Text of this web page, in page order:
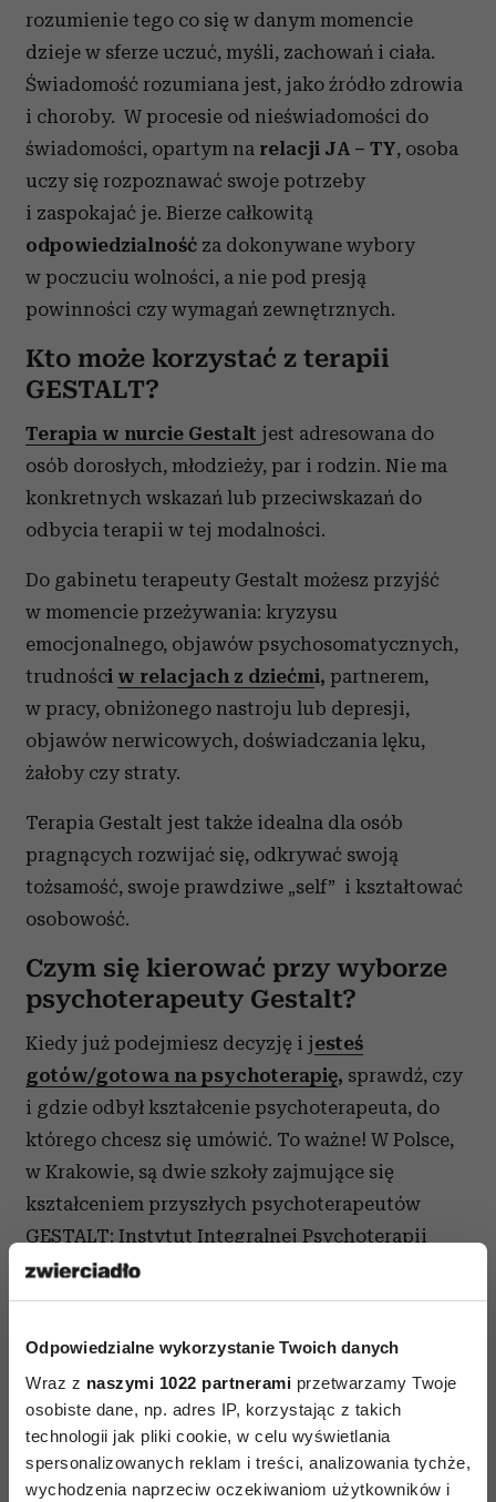
Odpowiedzialne wykorzystanie Twoich danych
Wraz z naszymi 1022 partnerami przetwarzamy Twoje
osobiste dane, np. adres IP, korzystając z takich
technologii jak pliki cookie, w celu wyświetlania
spersonalizowanych reklam i treści, analizowania tychże,
wychodzenia naprzeciw oczekiwaniom użytkowników i
rozumienie tego co się w danym momencie
dzieje w sferze uczuć, myśli, zachowań i ciała.
Świadomość rozumiana jest, jako źródło zdrowia
i choroby. W procesie od nieświadomości do
świadomości, opartym na relacji JA – TY, osoba
uczy się rozpoznawać swoje potrzeby
i zaspokajać je. Bierze całkowitą
odpowiedzialność za dokonywane wybory
w poczuciu wolności, a nie pod presją
powinności czy wymagań zewnętrznych.
Kto może korzystać z terapii
GESTALT?
Terapia w nurcie Gestalt jest adresowana do
osób dorosłych, młodzieży, par i rodzin. Nie ma
konkretnych wskazań lub przeciwskazań do
odbycia terapii w tej modalności.
Do gabinetu terapeuty Gestalt możesz przyjść
w momencie przeżywania: kryzysu
emocjonalnego, objawów psychosomatycznych,
trudności w relacjach z dziećmi, partnerem,
w pracy, obniżonego nastroju lub depresji,
objawów nerwicowych, doświadczania lęku,
żałoby czy straty.
Terapia Gestalt jest także idealna dla osób
pragnących rozwijać się, odkrywać swoją
tożsamość, swoje prawdziwe „self” i kształtować
osobowość.
Czym się kierować przy wyborze
psychoterapeuty Gestalt?
Kiedy już podejmiesz decyzję i jesteś
gotów/gotowa na psychoterapię, sprawdź, czy
i gdzie odbył kształcenie psychoterapeuta, do
którego chcesz się umówić. To ważne! W Polsce,
w Krakowie, są dwie szkoły zajmujące się
kształceniem przyszłych psychoterapeutów
GESTALT: Instytut Integralnej Psychoterapii
Gestalt oraz Instytut Terapii Gestalt. Oba
instytuty posiadają akredytację European
Zwróć uwagę, czy terapeuta poddaje swoją pracę
stałej superwizji - możesz o to zapytać na
pierwszym spotkaniu. Sprawdź też, czy terapeuta
jest zrzeszony w jakimś stowarzyszeniu np.